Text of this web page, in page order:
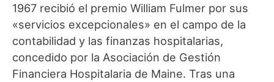
1967 recibió el premio William Fulmer por sus
«servicios excepcionales» en el campo de la
contabilidad y las finanzas hospitalarias,
concedido por la Asociación de Gestión
Financiera Hospitalaria de Maine. Tras una